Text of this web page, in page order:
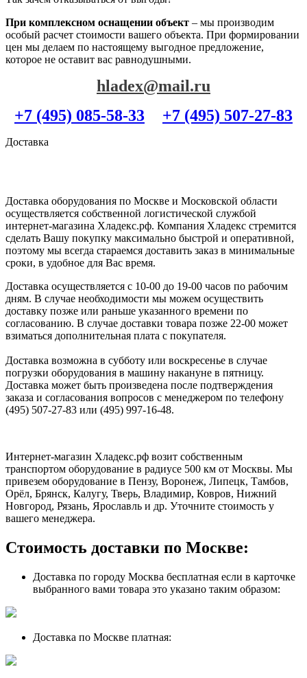
При комплексном оснащении объект – мы производим
особый расчет стоимости вашего объекта. При формировании
цен мы делаем по настоящему выгодное предложение,
которое не оставит вас равнодушными.
hladex@mail.ru
+7 (495) 085-58-33
+7 (495) 507-27-83
Доставка
Доставка оборудования по Москве и Московской области
осуществляется собственной логистической службой
интернет-магазина Хладекс.рф. Компания Хладекс стремится
сделать Вашу покупку максимально быстрой и оперативной,
поэтому мы всегда стараемся доставить заказ в минимальные
сроки, в удобное для Вас время.
Доставка осуществляется с 10-00 до 19-00 часов по рабочим
дням. В случае необходимости мы можем осуществить
доставку позже или раньше указанного времени по
согласованию. В случае доставки товара позже 22-00 может
взиматься дополнительная плата с покупателя.
Доставка возможна в субботу или воскресенье в случае
погрузки оборудования в машину накануне в пятницу.
Доставка может быть произведена после подтверждения
заказа и согласования вопросов с менеджером по телефону
(495) 507-27-83 или (495) 997-16-48.
Интернет-магазин Хладекс.рф возит собственным
транспортом оборудование в радиусе 500 км от Москвы. Мы
привезем оборудование в Пензу, Воронеж, Липецк, Тамбов,
Орёл, Брянск, Калугу, Тверь, Владимир, Ковров, Нижний
Новгород, Рязань, Ярославль и др. Уточните стоимость у
вашего менеджера.
Стоимость доставки по Москве:
Доставка по городу Москва бесплатная если в карточке
выбранного вами товара это указано таким образом:
Доставка по Москве платная: